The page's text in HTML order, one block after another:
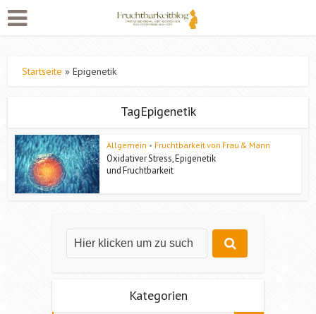
Startseite »Epigenetik
TagEpigenetik
Allgemein • Fruchtbarkeit von Frau & Mann
Oxidativer Stress, Epigenetik
und Fruchtbarkeit
Kategorien